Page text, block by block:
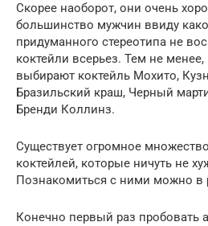
Скорее наоборот, они очень
большинство мужчин ввиду
придуманного стереотипа не
коктейли всерьез. Тем не менее,
выбирают коктейль Мохито,
Бразильский краш, Черный
Бренди Коллинз.
Существует огромное
коктейлей, которые ничуть не
Познакомиться с ними можно в
Конечно первый раз пробовать